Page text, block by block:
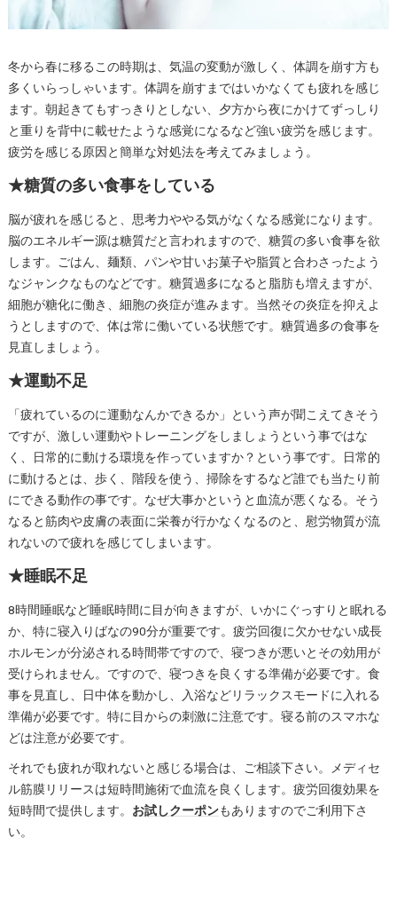
冬から春に移るこの時期は、気温の変動が激しく、体調を崩す方も
多くいらっしゃいます。体調を崩すまではいかなくても疲れを感じ
ます。朝起きてもすっきりとしない、夕方から夜にかけてずっしり
と重りを背中に載せたような感覚になるなど強い疲労を感じます。
疲労を感じる原因と簡単な対処法を考えてみましょう。
★糖質の多い食事をしている
脳が疲れを感じると、思考力ややる気がなくなる感覚になります。
脳のエネルギー源は糖質だと言われますので、糖質の多い食事を欲
します。ごはん、麺類、パンや甘いお菓子や脂質と合わさったよう
なジャンクなものなどです。糖質過多になると脂肪も増えますが、
細胞が糖化に働き、細胞の炎症が進みます。当然その炎症を抑えよ
うとしますので、体は常に働いている状態です。糖質過多の食事を
見直しましょう。
★運動不足
「疲れているのに運動なんかできるか」という声が聞こえてきそう
ですが、激しい運動やトレーニングをしましょうという事ではな
く、日常的に動ける環境を作っていますか？という事です。日常的
に動けるとは、歩く、階段を使う、掃除をするなど誰でも当たり前
にできる動作の事です。なぜ大事かというと血流が悪くなる。そう
なると筋肉や皮膚の表面に栄養が行かなくなるのと、慰労物質が流
れないので疲れを感じてしまいます。
★睡眠不足
8時間睡眠など睡眠時間に目が向きますが、いかにぐっすりと眠れる
か、特に寝入りばなの90分が重要です。疲労回復に欠かせない成長
ホルモンが分泌される時間帯ですので、寝つきが悪いとその効用が
受けられません。ですので、寝つきを良くする準備が必要です。食
事を見直し、日中体を動かし、入浴などリラックスモードに入れる
準備が必要です。特に目からの刺激に注意です。寝る前のスマホな
どは注意が必要です。
それでも疲れが取れないと感じる場合は、ご相談下さい。メディセ
ル筋膜リリースは短時間施術で血流を良くします。疲労回復効果を
短時間で提供します。 お試しクーポンもありますのでご利用下さ
い。